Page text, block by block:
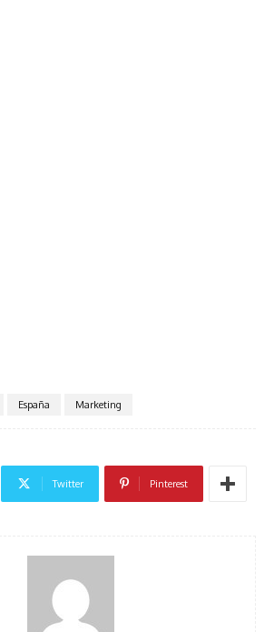
España Marketing
Twitter Pinterest